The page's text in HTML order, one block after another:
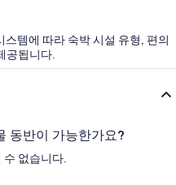
템에 따라 숙박 시설 유형, 편의
공됩니다.
동반이 가능한가요?
수 없습니다.